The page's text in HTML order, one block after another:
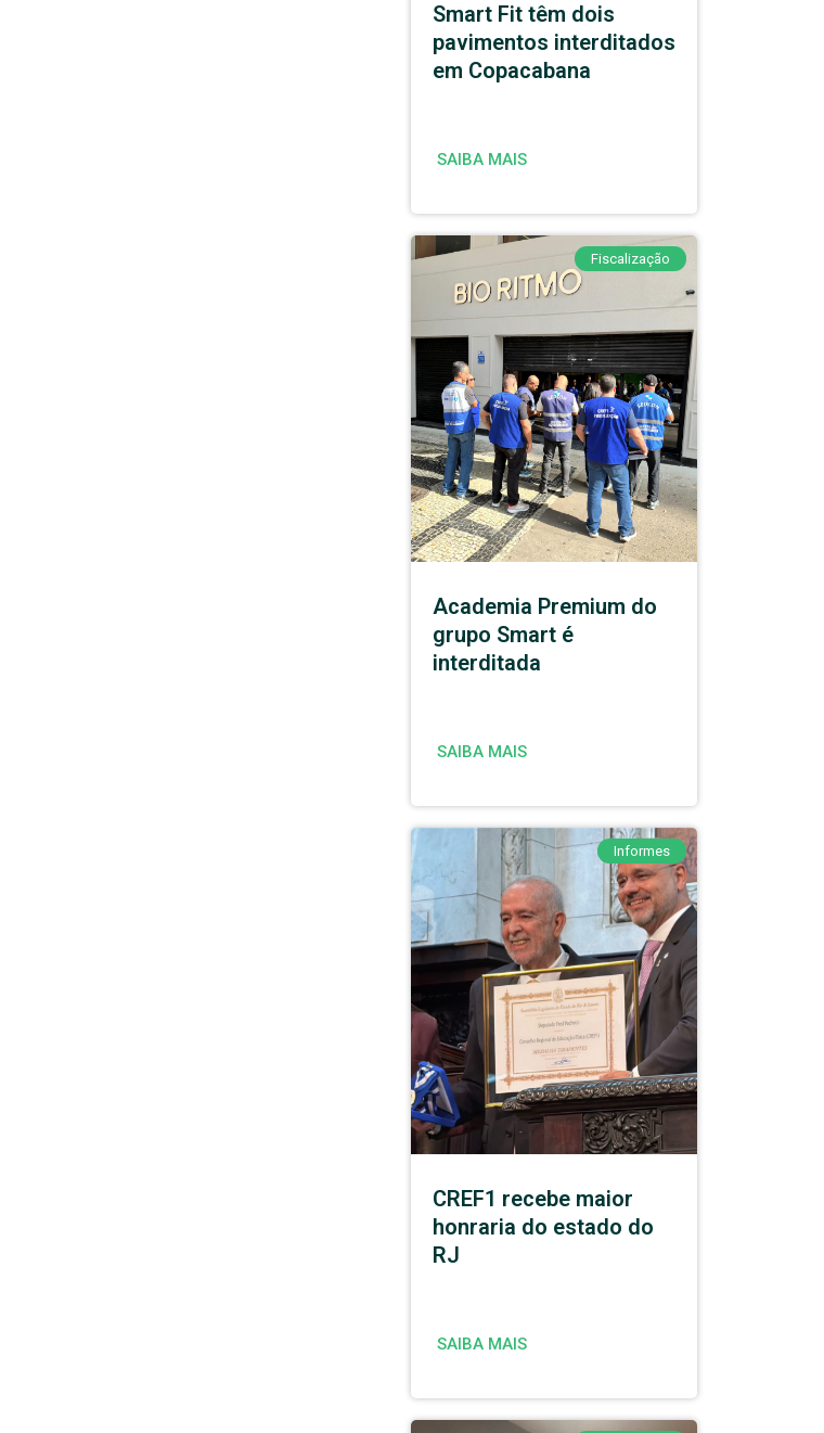
Smart Fit têm dois
pavimentos interditados
em Copacabana
SAIBA MAIS
Fiscalização
Academia Premium do
grupo Smart é
interditada
SAIBA MAIS
Informes
CREF1 recebe maior
honraria do estado do
RJ
SAIBA MAIS